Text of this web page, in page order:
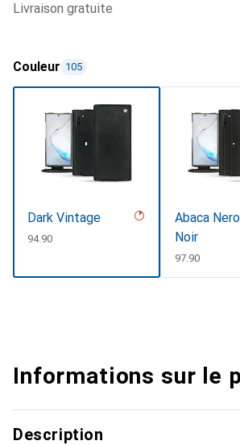
livraison gratuite
Couleur 105
Dark Vintage
CHF
94.90
Abaca
Noir
CHF
97.90
Informations sur le
Description